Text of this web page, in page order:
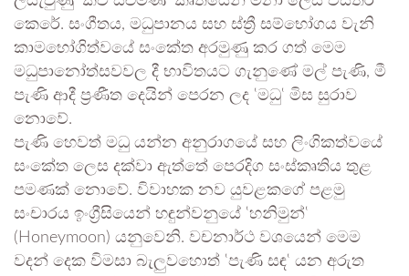
කෙරේ. සංගීතය, මධුපානය සහ ස්ත්‍රී සම්භෝගය වැනි
කාමභෝගිත්වයේ සංකේත අරමුණු කර ගත් මෙම
මධුපානෝත්සවවල දී භාවිතයට ගැනුණේ මල් පැණි, මී
පැණි ආදී ප්‍රණීත දෙයින් පෙරන ලද ‛මධු‛ මිස සුරාව
නොවේ.
පැණි හෙවත් මධු යන්න අනුරාගයේ සහ ලිංගිකත්වයේ
සංකේත ලෙස දක්වා ඇත්තේ පෙරදිග සංස්කෘතිය තුළ
පමණක් නොවේ. විවාහක නව යුවළකගේ පළමු
සංචාරය ඉංග්‍රීසියෙන් හඳුන්වනුයේ ‛හනිමුන්‛
(Honeymoon) යනුවෙනි. වචනාර්ථ වශයෙන් මෙම
වදන් දෙක විමසා බැලුවහොත් ‛පැණි සඳ‛ යන අරුත